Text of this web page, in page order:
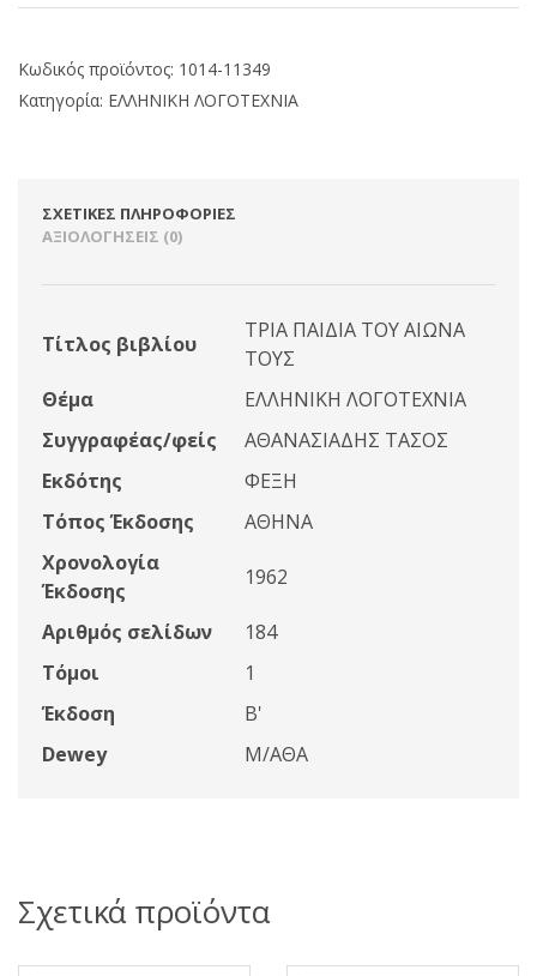
Κωδικός προϊόντος: 1014-11349
Κατηγορία: ΕΛΛΗΝΙΚΗ ΛΟΓΟΤΕΧΝΙΑ
ΣΧΕΤΙΚΈΣ ΠΛΗΡΟΦΟΡΊΕΣ
ΑΞΙΟΛΟΓΉΣΕΙΣ (0)
Τίτλος βιβλίου
ΤΡΙΑ ΠΑΙΔΙΑ ΤΟΥ ΑΙΩΝΑ
ΤΟΥΣ
Θέμα
ΕΛΛΗΝΙΚΗ ΛΟΓΟΤΕΧΝΙΑ
Συγγραφέας/φείς
ΑΘΑΝΑΣΙΑΔΗΣ ΤΑΣΟΣ
Εκδότης
ΦΕΞΗ
Τόπος Έκδοσης
ΑΘΗΝΑ
Χρονολογία
Έκδοσης
1962
Αριθμός σελίδων
184
Τόμοι
1
Έκδοση
Β'
Dewey
Μ/ΑΘΑ
Σχετικά προϊόντα